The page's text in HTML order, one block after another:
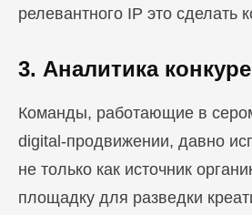
релевантного IP это сделать
3. Аналитика
Команды, работающие в
digital-продвижении, давно
не только как источник
площадку для разведки